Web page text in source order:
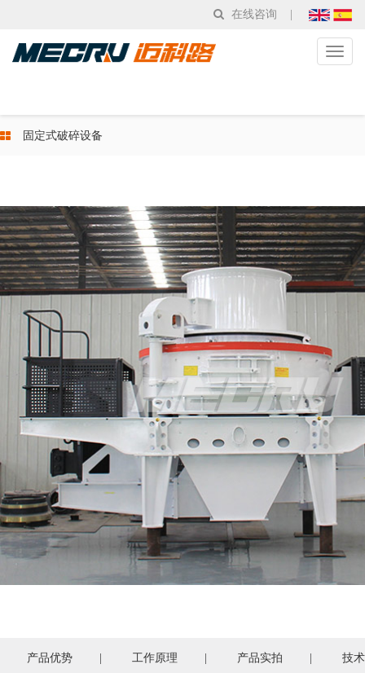
在线咨询
Toggle
固定式破碎设备
产品优势 工作原理 产品实拍 技